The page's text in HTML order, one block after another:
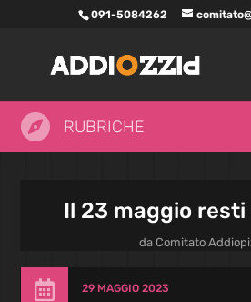
091-5084262
 RUBRICHE
Il 23 maggio
da Comitato
 29 MAGGIO 2023